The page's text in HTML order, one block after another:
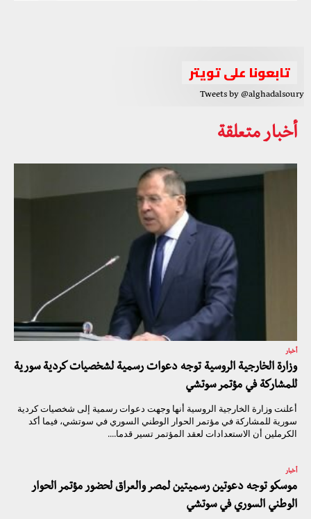
تابعونا على تويتر
Tweets by @alghadalsoury
أخبار متعلقة
أخبار
وزارة الخارجية الروسية توجه دعوات رسمية لشخصيات كردية سورية
للمشاركة في مؤتمر سوتشي
أعلنت وزارة الخارجية الروسية أنها وجهت دعوات رسمية إلى شخصيات كردية
سورية للمشاركة في مؤتمر الحوار الوطني السوري في سوتشي، فيما أكد
الكرملين أن الاستعدادات لعقد المؤتمر تسير قدما....
أخبار
موسكو توجه دعوتين رسميتين لمصر والعراق لحضور مؤتمر الحوار
الوطني السوري في سوتشي